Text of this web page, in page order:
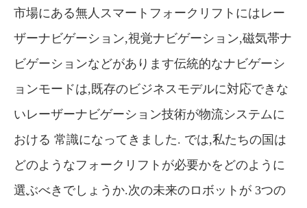
市場にある無人スマートフォークリフトにはレー
ザーナビゲーション,視覚ナビゲーション,磁気帯ナ
ビゲーションなどがあります伝統的なナビゲーシ
ョンモードは,既存のビジネスモデルに対応できな
いレーザーナビゲーション技術が物流システムに
おける 常識になってきました. では,私たちの国は
どのようなフォークリフトが必要かをどのように
選ぶべきでしょうか.次の未来のロボットが 3つの